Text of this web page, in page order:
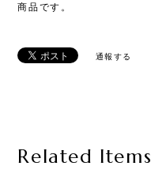
商品です。
通報する
Related Items